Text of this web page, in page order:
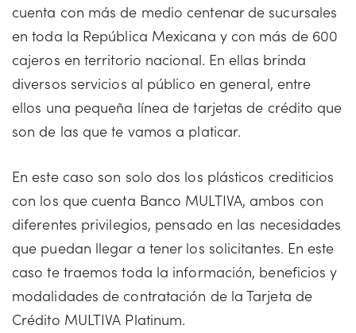
cuenta con más de medio centenar de sucursales
en toda la República Mexicana y con más de 600
cajeros en territorio nacional. En ellas brinda
diversos servicios al público en general, entre
ellos una pequeña línea de tarjetas de crédito que
son de las que te vamos a platicar.
En este caso son solo dos los plásticos crediticios
con los que cuenta Banco MULTIVA, ambos con
diferentes privilegios, pensado en las necesidades
que puedan llegar a tener los solicitantes. En este
caso te traemos toda la información, beneficios y
modalidades de contratación de la Tarjeta de
Crédito MULTIVA Platinum.